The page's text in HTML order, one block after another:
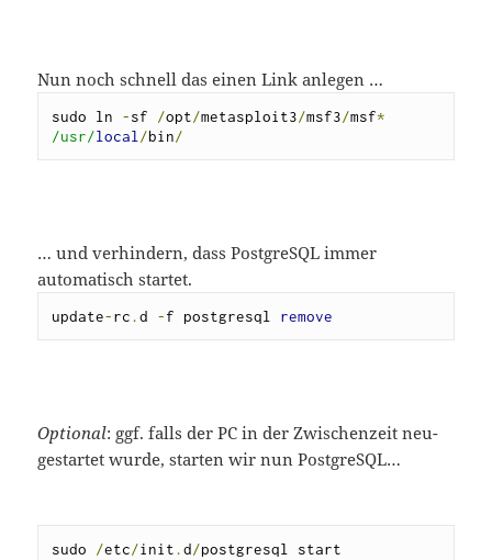
Nun noch schnell das einen Link anlegen …
sudo ln -sf /opt/metasploit3/msf3/msf*
/usr/local/bin/
… und verhindern, dass PostgreSQL immer
automatisch startet.
update-rc.d -f postgresql remove
Optional: ggf. falls der PC in der Zwischenzeit neu-
gestartet wurde, starten wir nun PostgreSQL…
sudo /etc/init.d/postgresql start